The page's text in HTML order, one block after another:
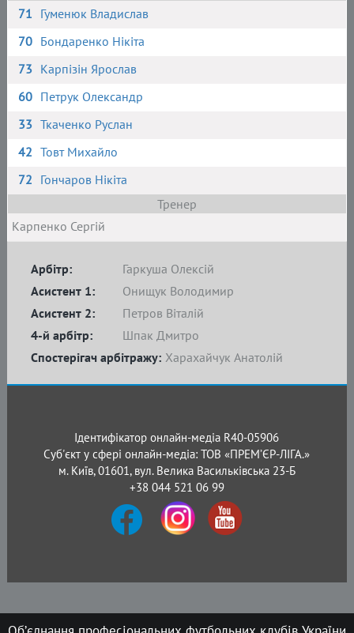
71 Гуменюк Владислав
70 Бондаренко Нікіта
73 Карпізін Ярослав
60 Петрук Олександр
33 Ткаченко Руслан
42 Товт Михайло
72 Гончаров Нікіта
Тренер
Карпенко Сергій
Арбітр:
Гаркуша Олексій
Асистент 1:
Онищук Володимир
Асистент 2:
Петров Віталій
4-й арбітр:
Шпак Дмитро
Спостерігач арбітражу: Харахайчук Анатолій
Ідентифікатор онлайн-медіа R40-05906
Суб'єкт у сфері онлайн-медіа: ТОВ «ПРЕМ’ЄР-ЛІГА.»
м. Київ, 01601, вул. Велика Васильківська 23-Б
+38 044 521 06 99